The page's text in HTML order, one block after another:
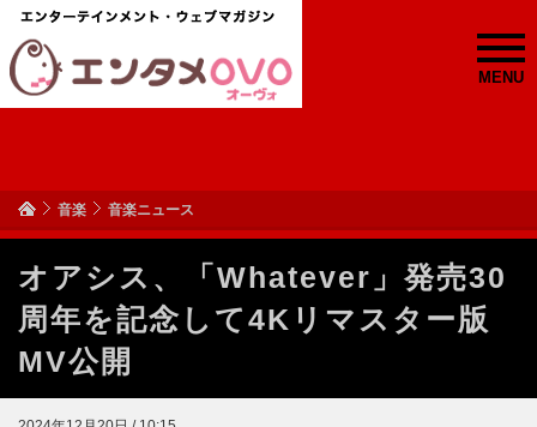
MENU
音楽 音楽ニュース
オアシス、「Whatever」発売30
周年を記念して4Kリマスター版
MV公開